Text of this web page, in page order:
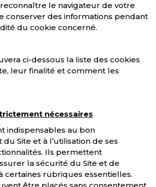
le navigateur de votre
conserver des informations pendant
du cookie concerné.
ci-dessous la liste des cookies
leur finalité et comment les
nécessaires
indispensables au bon
Site et à l’utilisation de ses
Ils permettent
la sécurité du Site et de
certaines rubriques essentielles.